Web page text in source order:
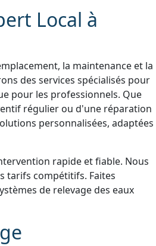
Local à
la maintenance et la
des services spécialisés pour
pour les professionnels. Que
régulier ou d'une réparation
personnalisées, adaptées
rapide et fiable. Nous
tarifs compétitifs. Faites
de relevage des eaux